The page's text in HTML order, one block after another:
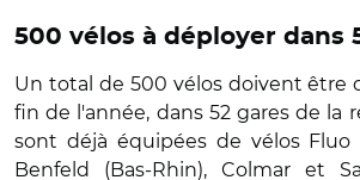
500 vélos à déployer dans
Un total de 500 vélos doivent être
fin de l'année, dans 52 gares de la
sont déjà équipées de vélos Fluo
Benfeld (Bas-Rhin), Colmar et